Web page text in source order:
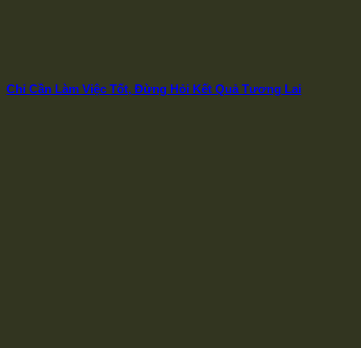
Chỉ Cần Làm Việc Tốt, Đừng Hỏi Kết Quả Tương Lai